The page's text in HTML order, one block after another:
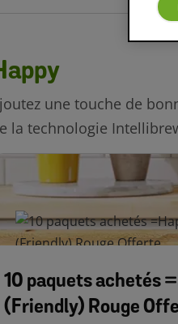
une touche de
la technologie
10 paquets achetés
(Friendly) Rouge